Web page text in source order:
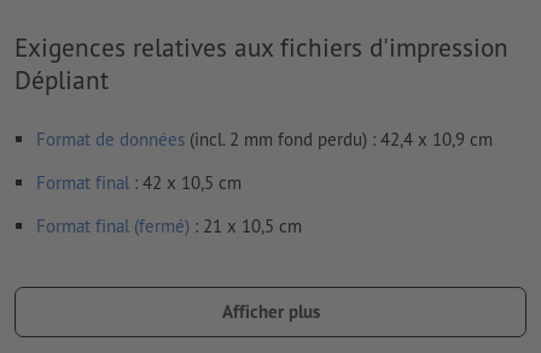
Exigences relatives aux fichiers d'impression
Dépliant
Format de données (incl. 2 mm fond perdu) : 42,4 x 10,9 cm
Format final : 42 x 10,5 cm
Format final (fermé) : 21 x 10,5 cm
Veuillez assembler les volets du dépliant. Votre maquette
doit se constituer de deux pages en tout - un côté extérieur
Afficher plus